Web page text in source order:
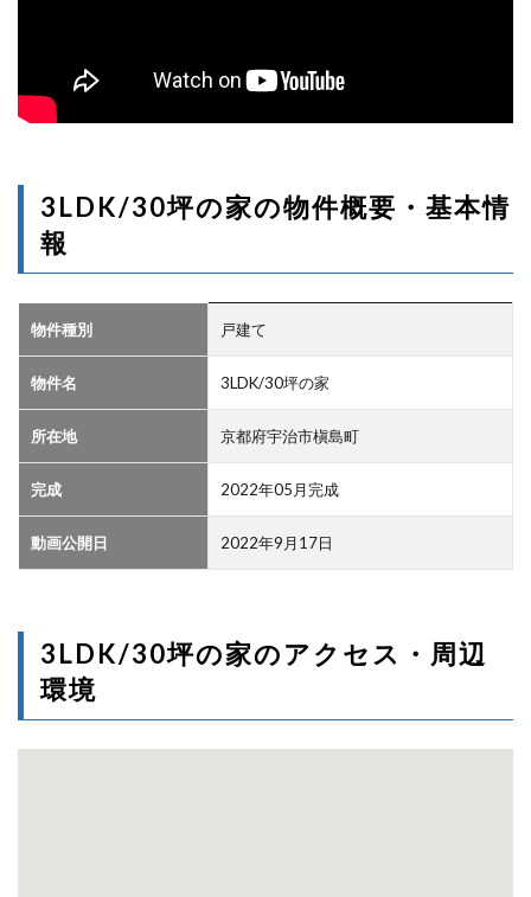
3LDK/30坪の家の物件概要・基本情
報
物件種別 戸建て
物件名 3LDK/30坪の家
所在地 京都府宇治市槇島町
完成 2022年05月完成
動画公開日 2022年9月17日
3LDK/30坪の家のアクセス・周辺
環境